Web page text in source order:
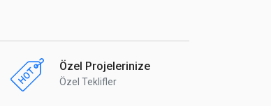
Özel Projelerinize
Özel Teklifler